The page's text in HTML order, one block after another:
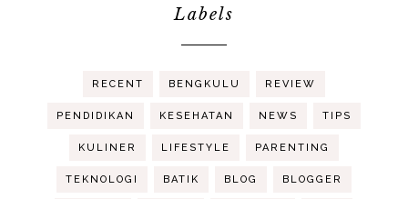
Labels
RECENT BENGKULU REVIEW
PENDIDIKAN KESEHATAN NEWS TIPS
KULINER LIFESTYLE PARENTING
TEKNOLOGI BATIK BLOG BLOGGER